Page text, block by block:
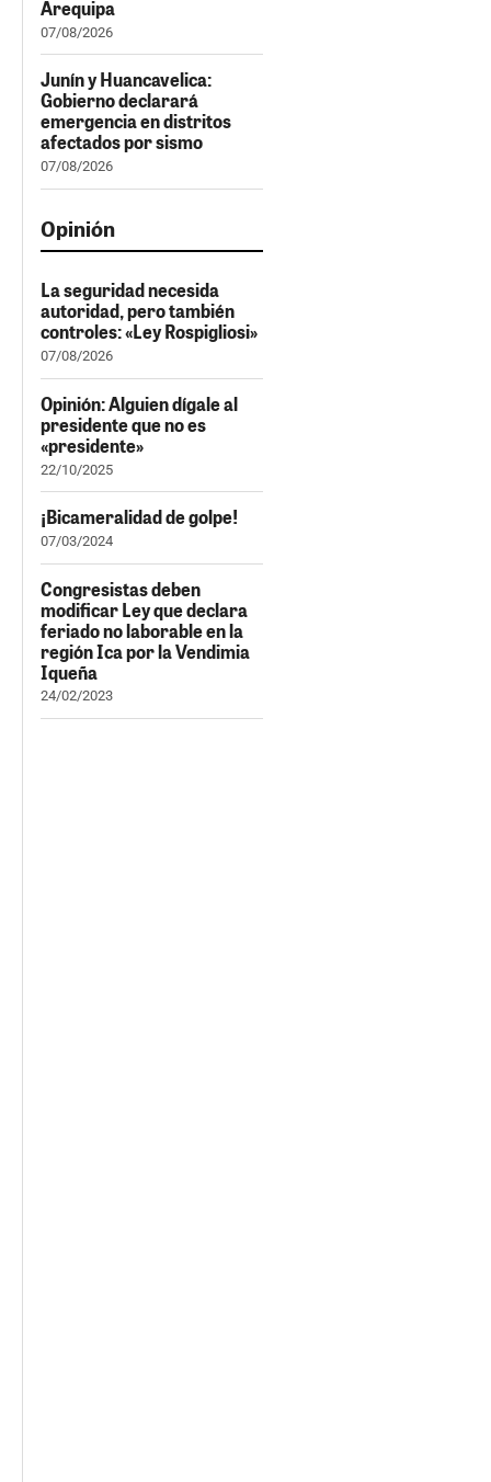
Arequipa
07/08/2026
Junín y Huancavelica:
Gobierno declarará
emergencia en distritos
afectados por sismo
07/08/2026
Opinión
La seguridad necesida
autoridad, pero también
controles: «Ley Rospigliosi»
07/08/2026
Opinión: Alguien dígale al
presidente que no es
«presidente»
22/10/2025
¡Bicameralidad de golpe!
07/03/2024
Congresistas deben
modificar Ley que declara
feriado no laborable en la
región Ica por la Vendimia
Iqueña
24/02/2023